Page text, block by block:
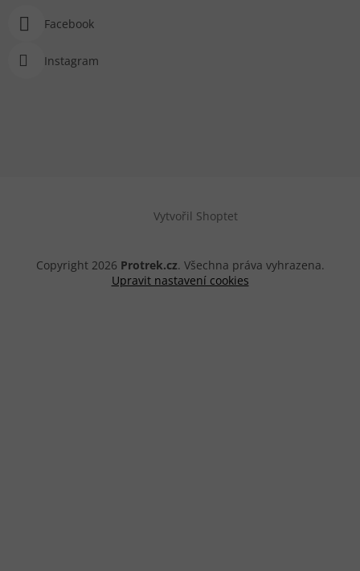
Facebook
Instagram
Vytvořil Shoptet
Copyright 2026 Protrek.cz. Všechna práva vyhrazena.
Upravit nastavení cookies